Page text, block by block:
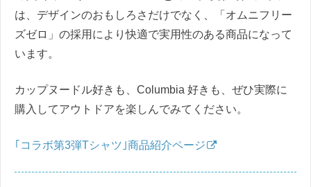
は、デザインのおもしろさだけでなく、「オムニフリー
ズゼロ」の採用により快適で実用性のある商品になって
います。
カップヌードル好きも、Columbia 好きも、ぜひ実際に
購入してアウトドアを楽しんでみてください。
｢コラボ第3弾Tシャツ｣商品紹介ページ